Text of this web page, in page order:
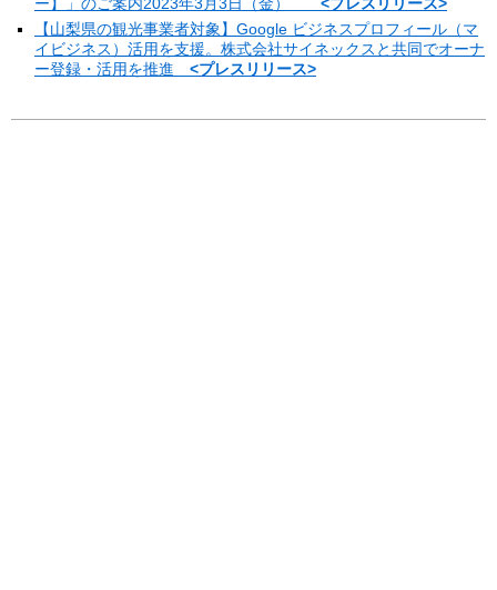
【山梨県の観光事業者対象】Google ビジネスプロフィール（マ
イビジネス）活用を支援。株式会社サイネックスと共同でオーナ
ー登録・活用を推進 <プレスリリース>